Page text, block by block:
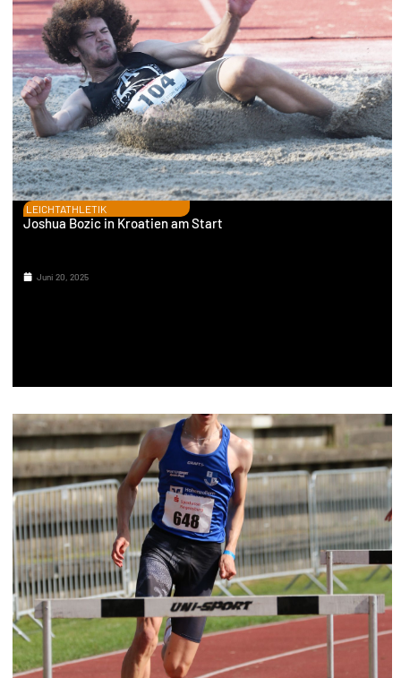
LEICHTATHLETIK
Joshua Bozic in Kroatien am Start
Juni 20, 2025